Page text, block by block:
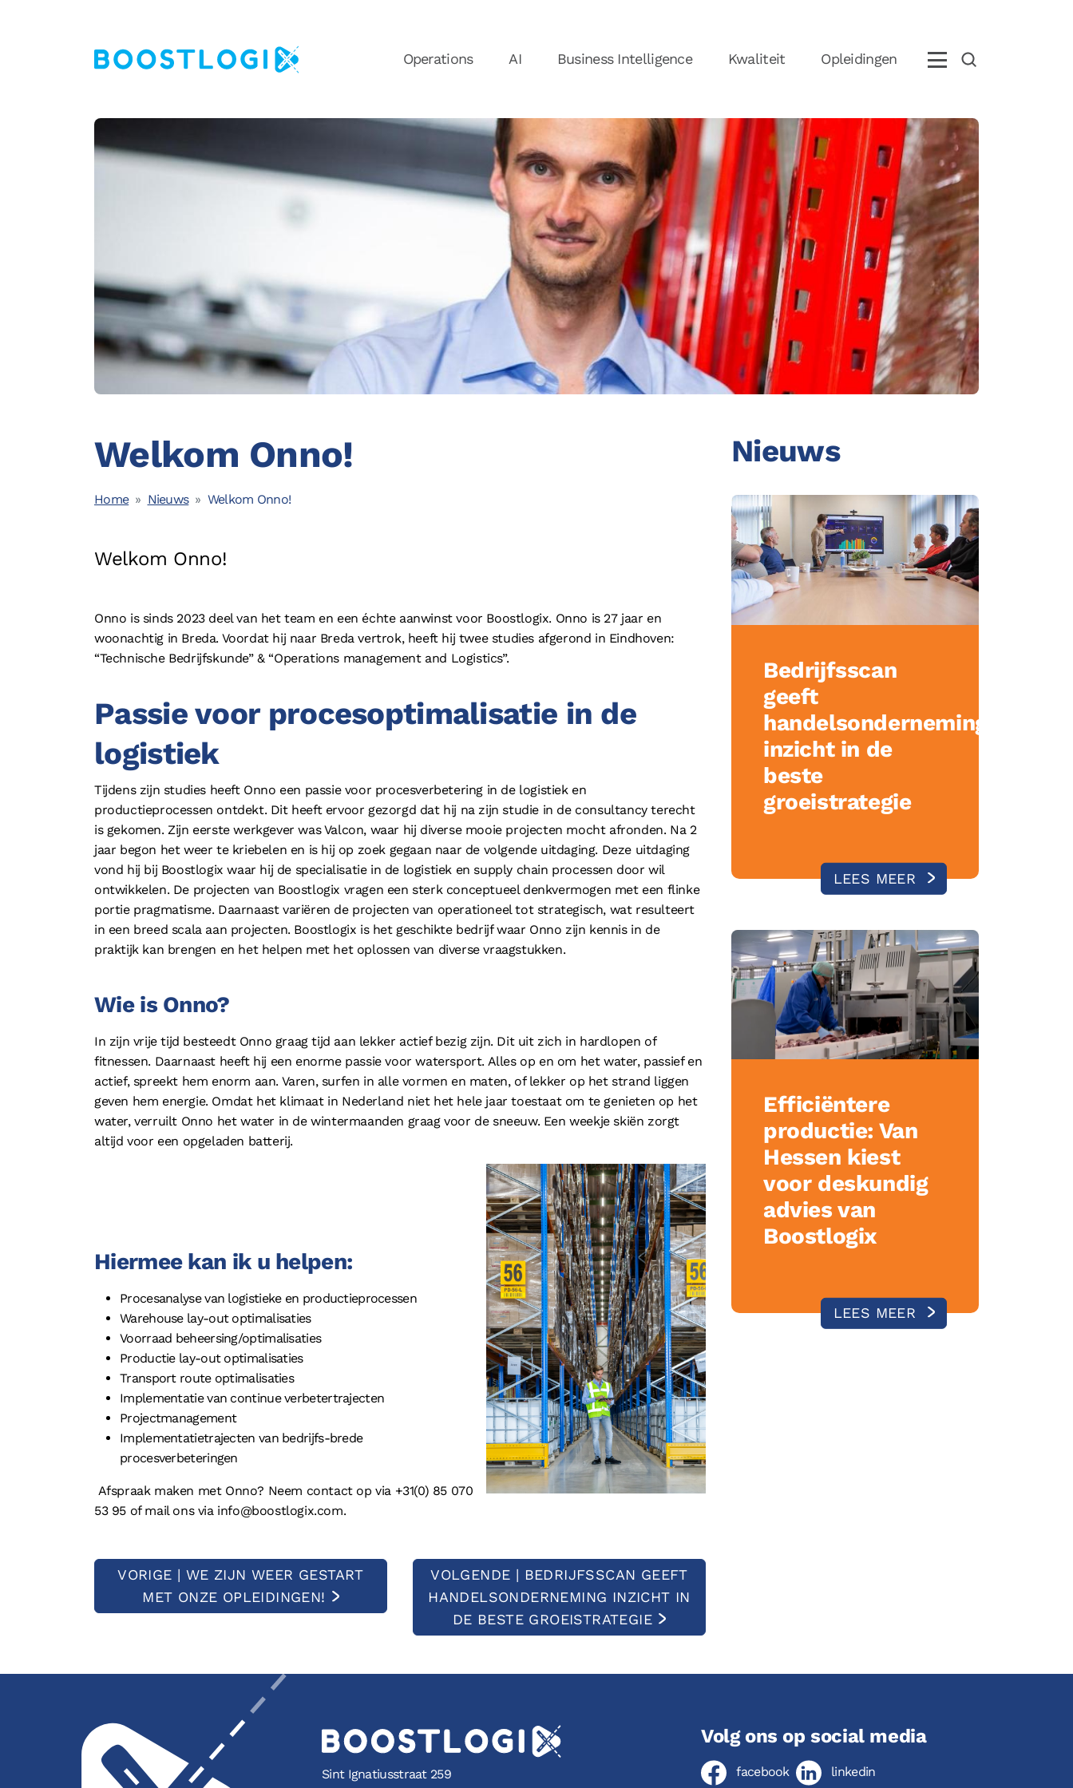
Business Intelligence
Kwaliteit
Opleidingen
Nieuws
Vacatures
Referenties
Neem contact op met ons
+31 (0)85 070 5395
info@boostlogix.com
Volg ons op social media
facebook
Operations AI Business Intelligence Kwaliteit Opleidingen
Welkom Onno!
Home Nieuws Welkom Onno!
Welkom Onno!
Onno is sinds 2023 deel van het team en een échte aanwinst voor Boostlogix. Onno is 27 jaar en
woonachtig in Breda. Voordat hij naar Breda vertrok, heeft hij twee studies afgerond in Eindhoven:
“Technische Bedrijfskunde” & “Operations management and Logistics”.
Passie voor procesoptimalisatie in de
logistiek
Tijdens zijn studies heeft Onno een passie voor procesverbetering in de logistiek en
productieprocessen ontdekt. Dit heeft ervoor gezorgd dat hij na zijn studie in de consultancy terecht
is gekomen. Zijn eerste werkgever was Valcon, waar hij diverse mooie projecten mocht afronden. Na 2
jaar begon het weer te kriebelen en is hij op zoek gegaan naar de volgende uitdaging. Deze uitdaging
vond hij bij Boostlogix waar hij de specialisatie in de logistiek en supply chain processen door wil
ontwikkelen. De projecten van Boostlogix vragen een sterk conceptueel denkvermogen met een flinke
portie pragmatisme. Daarnaast variëren de projecten van operationeel tot strategisch, wat resulteert
in een breed scala aan projecten. Boostlogix is het geschikte bedrijf waar Onno zijn kennis in de
praktijk kan brengen en het helpen met het oplossen van diverse vraagstukken.
Wie is Onno?
In zijn vrije tijd besteedt Onno graag tijd aan lekker actief bezig zijn. Dit uit zich in hardlopen of
fitnessen. Daarnaast heeft hij een enorme passie voor watersport. Alles op en om het water, passief en
actief, spreekt hem enorm aan. Varen, surfen in alle vormen en maten, of lekker op het strand liggen
geven hem energie. Omdat het klimaat in Nederland niet het hele jaar toestaat om te genieten op het
water, verruilt Onno het water in de wintermaanden graag voor de sneeuw. Een weekje skiën zorgt
altijd voor een opgeladen batterij.
Hiermee kan ik u helpen:
Procesanalyse van logistieke en productieprocessen
Warehouse lay-out optimalisaties
Voorraad beheersing/optimalisaties
Productie lay-out optimalisaties
Transport route optimalisaties
Implementatie van continue verbetertrajecten
Projectmanagement
Implementatietrajecten van bedrijfs-brede
procesverbeteringen
Afspraak maken met Onno? Neem contact op via +31(0) 85 070
53 95 of mail ons via info@boostlogix.com.
VORIGE | WE ZIJN WEER GESTART
MET ONZE OPLEIDINGEN!
VOLGENDE | BEDRIJFSSCAN GEEFT
HANDELSONDERNEMING INZICHT IN
DE BESTE GROEISTRATEGIE
Nieuws
Bedrijfsscan
geeft
handelsonderneming
inzicht in de
beste
groeistrategie
LEES MEER
Efficiëntere
productie: Van
Hessen kiest
voor deskundig
advies van
Boostlogix
LEES MEER
Sint Ignatiusstraat 259
Volg ons op social media
facebook linkedin